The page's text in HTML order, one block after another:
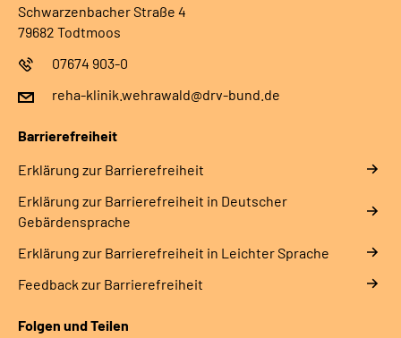
Schwarzenbacher Straße 4
79682 Todtmoos
07674 903-0
reha-klinik.wehrawald@drv-bund.de
Barrierefreiheit
Erklärung zur Barrierefreiheit
Erklärung zur Barrierefreiheit in Deutscher
Gebärdensprache
Erklärung zur Barrierefreiheit in Leichter Sprache
Feedback zur Barrierefreiheit
Folgen und Teilen